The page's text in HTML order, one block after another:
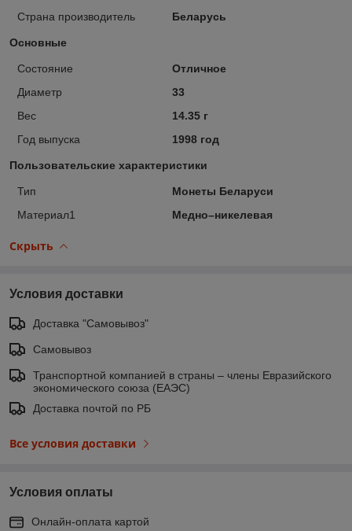
Страна производитель
Беларусь
Основные
Состояние
Отличное
Диаметр
33
Вес
14.35 г
Год выпуска
1998 год
Пользовательские характеристики
Тип
Монеты Беларуси
Материал1
Медно–никелевая
Скрыть
Условия доставки
Доставка "Самовывоз"
Самовывоз
Транспортной компанией в страны – члены Евразийского
экономического союза (ЕАЭС)
Доставка почтой по РБ
Все условия доставки
Условия оплаты
Онлайн-оплата картой